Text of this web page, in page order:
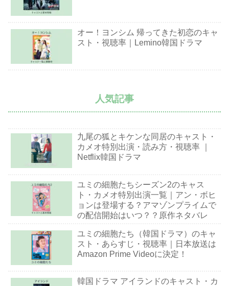
オー！ヨンシム 帰ってきた初恋のキャ
スト・視聴率｜Lemino韓国ドラマ
人気記事
九尾の狐とキケンな同居のキャスト・
カメオ特別出演・読み方・視聴率 ｜
Netflix韓国ドラマ
ユミの細胞たちシーズン2のキャス
ト・カメオ特別出演一覧｜アン・ボヒ
ョンは登場する？アマゾンプライムで
の配信開始はいつ？？原作ネタバレ
ユミの細胞たち（韓国ドラマ）のキャ
スト・あらすじ・視聴率｜日本放送は
Amazon Prime Videoに決定！
韓国ドラマ アイランドのキャスト・カ